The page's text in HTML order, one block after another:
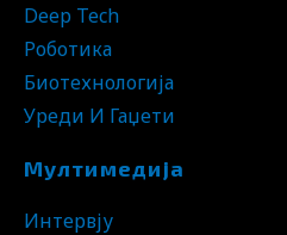
Deep Tech
Роботика
Биотехнологија
Уреди И Гаџети
Мултимедија
Интервју